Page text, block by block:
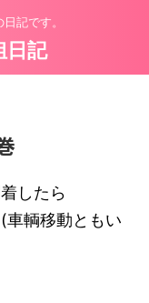
記です。
日記
したら
車輌移動ともい